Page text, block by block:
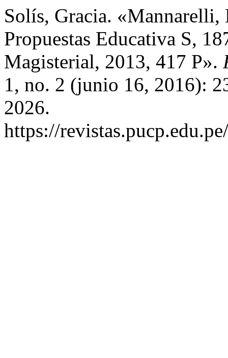
Solís, Gracia. «Mannarelli,
Propuestas Educativa S,
Magisterial, 2013, 417 P».
1, no. 2 (junio 16, 2016):
2026.
https://